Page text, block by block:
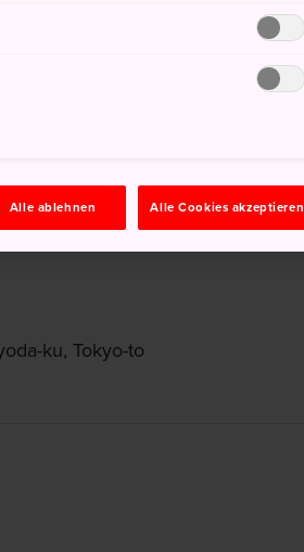
ku, Tokyo-to
Alle ablehnen Alle Cookies akzeptieren